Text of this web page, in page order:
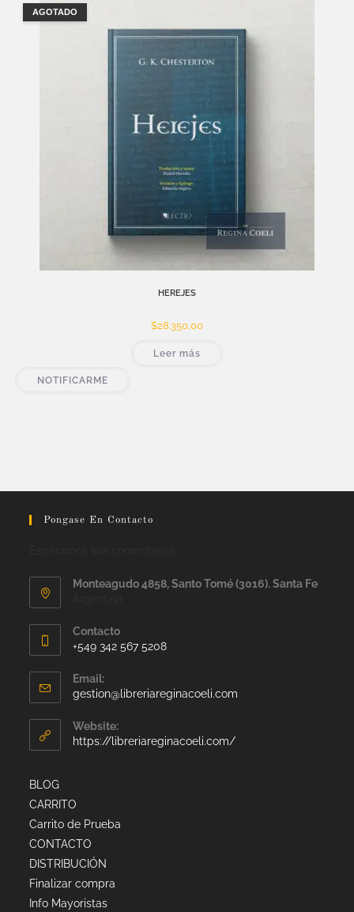
AGOTADO
HEREJES
$28.350,00
Leer más
NOTIFICARME
Pongase En Contacto
Monteagudo 4858, Santo Tomé (3016). Santa Fe
Contacto
+549 342 567 5208
Email:
gestion@libreriareginacoeli.com
Website:
https://libreriareginacoeli.com/
BLOG
CARRITO
Carrito de Prueba
CONTACTO
DISTRIBUCIÓN
Finalizar compra
Info Mayoristas